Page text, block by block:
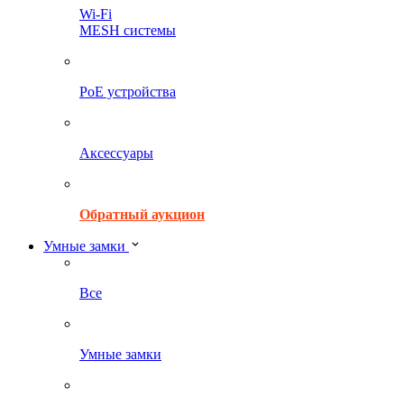
Wi-Fi
MESH системы
PoE устройства
Аксессуары
Обратный аукцион
Умные замки
Все
Умные замки